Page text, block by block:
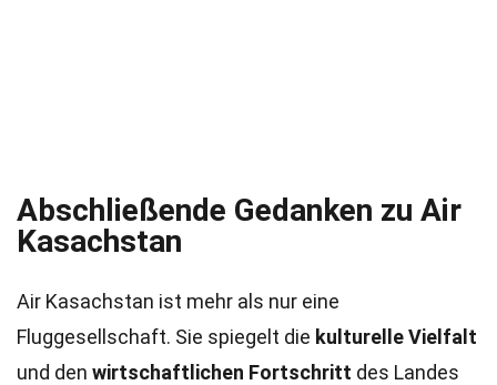
Abschließende Gedanken zu Air
Kasachstan
Air Kasachstan ist mehr als nur eine
Fluggesellschaft. Sie spiegelt die kulturelle Vielfalt
und den wirtschaftlichen Fortschritt des Landes